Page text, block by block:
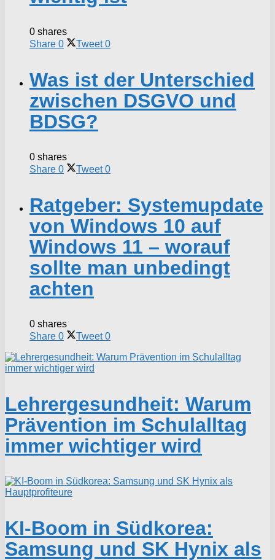
0 shares
Share 0 Tweet 0
Was ist der Unterschied
zwischen DSGVO und
BDSG?
0 shares
Share 0 Tweet 0
Ratgeber: Systemupdate
von Windows 10 auf
Windows 11 – worauf
sollte man unbedingt
achten
0 shares
Share 0 Tweet 0
Lehrergesundheit: Warum
Prävention im Schulalltag
immer wichtiger wird
KI-Boom in Südkorea:
Samsung und SK Hynix als